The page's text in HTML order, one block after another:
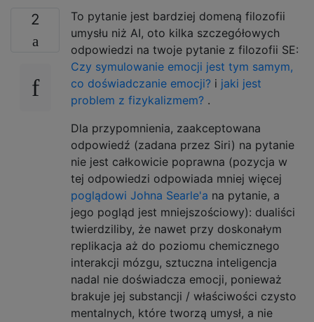
2
To pytanie jest bardziej domeną filozofii
umysłu niż AI, oto kilka szczegółowych
odpowiedzi na twoje pytanie z filozofii SE:
Czy symulowanie emocji jest tym samym,
co doświadczanie emocji? i jaki jest
problem z fizykalizmem? .
Dla przypomnienia, zaakceptowana
odpowiedź (zadana przez Siri) na pytanie
nie jest całkowicie poprawna (pozycja w
tej odpowiedzi odpowiada mniej więcej
poglądowi Johna Searle'a na pytanie, a
jego pogląd jest mniejszościowy): dualiści
twierdziliby, że nawet przy doskonałym
replikacja aż do poziomu chemicznego
interakcji mózgu, sztuczna inteligencja
nadal nie doświadcza emocji, ponieważ
brakuje jej substancji / właściwości czysto
mentalnych, które tworzą umysł, a nie